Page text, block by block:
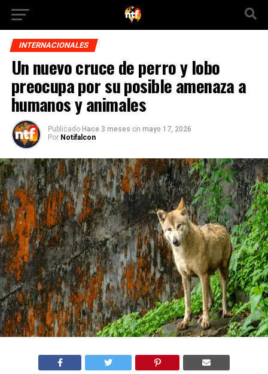
INTERNACIONALES
Un nuevo cruce de perro y lobo
preocupa por su posible amenaza a
humanos y animales
Publicado Hace 3 meses on mayo 17, 2026
Por Notifalcon